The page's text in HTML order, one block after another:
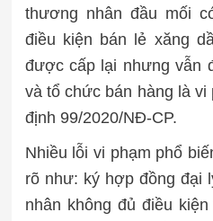
thương nhân đầu mối
điều kiện bán lẻ xăng
được cấp lại nhưng vẫn
và tổ chức bán hàng là vi
định 99/2020/NĐ-CP.
Nhiều lỗi vi phạm phổ
rõ như: ký hợp đồng đại
nhân không đủ điều